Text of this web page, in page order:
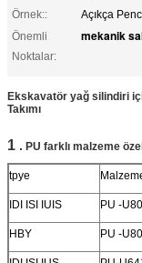
Örnek::
Açıkça
Önemli
Noktalar:
mekanik
Ekskavatör yağ silindiri
Takımı
1 . PU farklı malzeme
tpye
IDI ISI IUIS PU -
HBY
PU -